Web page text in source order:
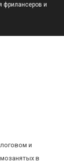
фрилансеров и
и
в